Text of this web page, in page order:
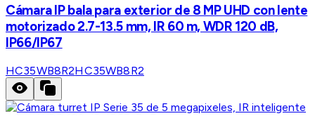
Cámara IP bala para exterior de 8 MP UHD con lente
motorizado 2.7-13.5 mm, IR 60 m, WDR 120 dB,
IP66/IP67
HC35WB8R2HC35WB8R2